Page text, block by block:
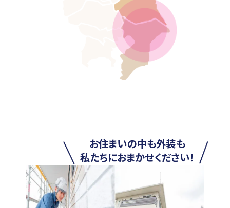
お住まいの中も外装も
私たちにおまかせください！